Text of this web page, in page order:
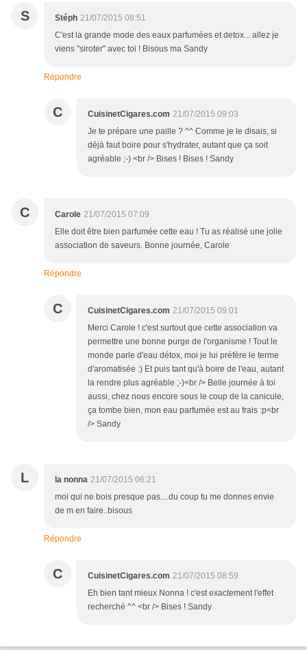
S Stéph 21/07/2015 08:51
C'est la grande mode des eaux parfumées et detox... allez je
viens "siroter" avec toi ! Bisous ma Sandy
Répondre
C CuisinetCigares.com 21/07/2015 09:03
Je te prépare une paille ? ^^ Comme je le disais, si
déjà faut boire pour s'hydrater, autant que ça soit
agréable ;-) <br /> Bises ! Bises ! Sandy
C Carole 21/07/2015 07:09
Elle doit être bien parfumée cette eau ! Tu as réalisé une jolie
association de saveurs. Bonne journée, Carole
Répondre
C CuisinetCigares.com 21/07/2015 09:01
Merci Carole ! c'est surtout que cette association va
permettre une bonne purge de l'organisme ! Tout le
monde parle d'eau détox, moi je lui préfère le terme
d'aromatisée :) Et puis tant qu'à boire de l'eau, autant
la rendre plus agréable ;-)<br /> Belle journée à toi
aussi, chez nous encore sous le coup de la canicule,
ça tombe bien, mon eau parfumée est au frais :p<br
/> Sandy
L la nonna 21/07/2015 06:21
moi qui ne bois presque pas....du coup tu me donnes envie
de m en faire..bisous
Répondre
C CuisinetCigares.com 21/07/2015 08:59
Eh bien tant mieux Nonna ! c'est exactement l'effet
recherché ^^ <br /> Bises ! Sandy